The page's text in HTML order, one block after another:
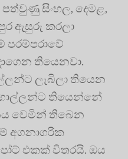
පත්වුණු සිංහල, දෙමළ,
ඇසුරු කරලා
පරම්පරාවේ
තියෙනවා.
ලැබිලා තියෙන
තියෙන්නේ
වෙමින් තිබෙන
අගනාගරික
එකක් විතරයි. ඔය